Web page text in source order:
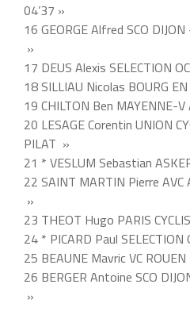
04’37 »
16 GEORGE Alfred SCO
»
17 DEUS Alexis SELECTION
18 SILLIAU Nicolas BOURG
19 CHILTON Ben MAYENNE-
20 LESAGE Corentin UNION
PILAT »
21 * VESLUM Sebastian
22 SAINT MARTIN Pierre AVC
»
23 THEOT Hugo PARIS
24 * PICARD Paul SELECTION
25 BEAUNE Mavric VC
26 BERGER Antoine SCO
»